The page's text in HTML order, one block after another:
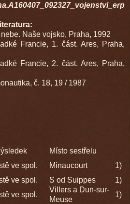
Naše vojsko, Praha, 1992
Francie, 1. část. Ares, Praha,
Francie, 2. část. Ares, Praha,
č. 18, 19 / 1987
Místo sestřelu
ve spol. Minaucourt
1)
ve spol. S od Suippes
1)
ve spol.
Villers a Dun-sur-
Meuse
1)